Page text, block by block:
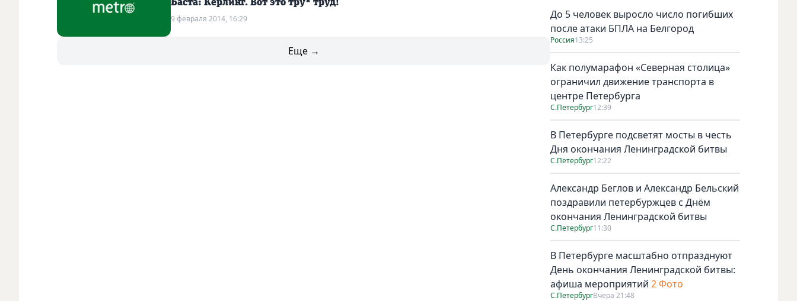
9 февраля 2014, 16:29
Еще →
До 5 человек выросло число погибших
после атаки БПЛА на Белгород
Россия13:25
Как полумарафон «Северная столица»
ограничил движение транспорта в
центре Петербурга
С.Петербург12:39
В Петербурге подсветят мосты в честь
Дня окончания Ленинградской битвы
С.Петербург12:22
Александр Беглов и Александр Бельский
поздравили петербуржцев с Днём
окончания Ленинградской битвы
С.Петербург11:30
В Петербурге масштабно отпразднуют
День окончания Ленинградской битвы:
афиша мероприятий 2 Фото
С.ПетербургВчера 21:48